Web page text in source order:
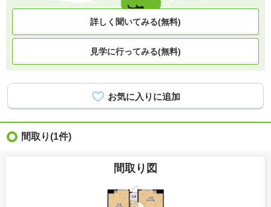
詳しく聞いてみる(無料)
見学に行ってみる(無料)
間取り(1件)
間取り図